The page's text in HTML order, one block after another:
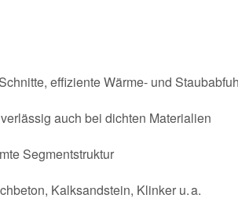
effiziente Wärme- und
auch bei dichten Materialien
Segmentstruktur
Kalksandstein, Klinker u. a.